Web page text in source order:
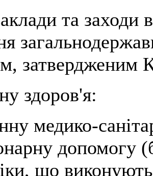
та заходи
затвердженим
здоров'я:
медико-
допомогу
що